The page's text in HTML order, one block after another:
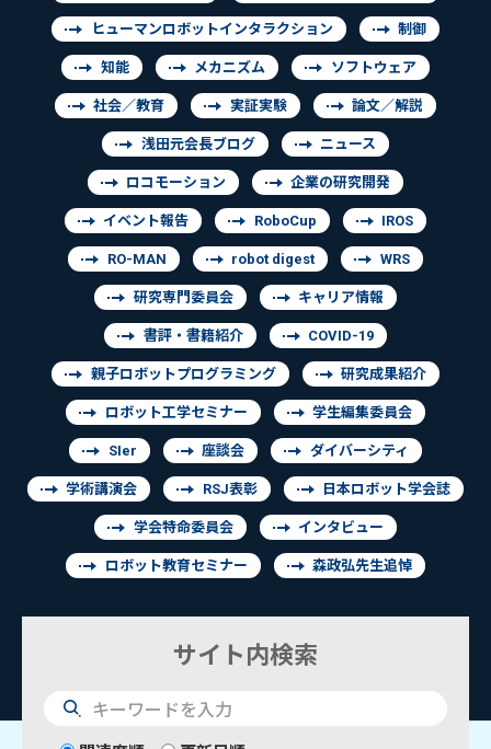
ヒューマンロボットインタラクション 制御
知能 メカニズム ソフトウェア
社会／教育 実証実験 論文／解説
浅田元会長ブログ ニュース
ロコモーション 企業の研究開発
イベント報告 RoboCup IROS
RO-MAN robot digest WRS
研究専門委員会 キャリア情報
書評・書籍紹介 COVID-19
親子ロボットプログラミング 研究成果紹介
ロボット工学セミナー 学生編集委員会
SIer 座談会 ダイバーシティ
学術講演会 RSJ表彰 日本ロボット学会誌
学会特命委員会 インタビュー
ロボット教育セミナー 森政弘先生追悼
サイト内検索
検
索